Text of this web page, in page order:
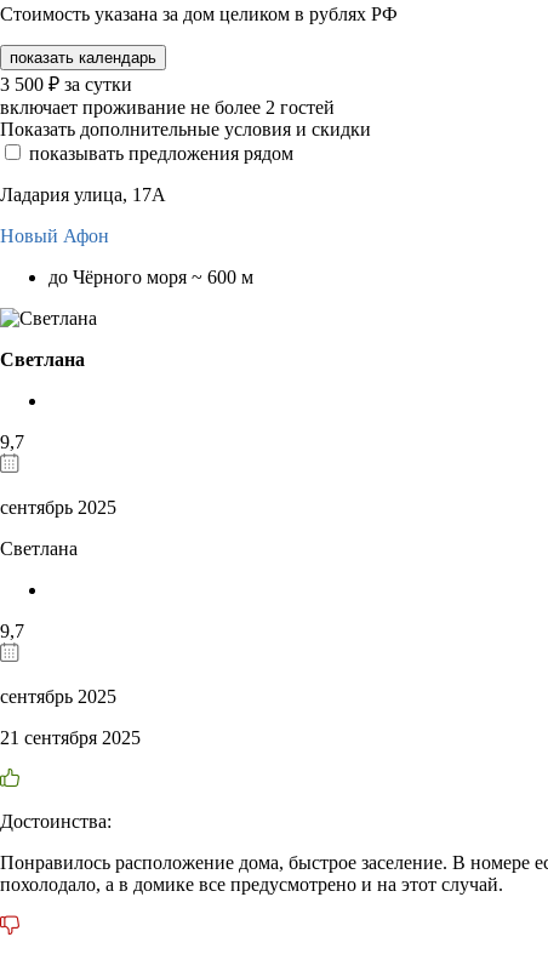
Стоимость указана за дом целиком в рублях РФ
показать календарь
3 500 ₽ за сутки
включает проживание не более 2 гостей
Показать дополнительные условия и скидки
показывать предложения рядом
Ладария улица, 17А
Новый Афон
до Чёрного моря ~ 600 м
Светлана
9,7
сентябрь 2025
Светлана
9,7
сентябрь 2025
21 сентября 2025
Достоинства:
Понравилось расположение дома, быстрое заселение. В номере
похолодало, а в домике все предусмотрено и на этот случай.